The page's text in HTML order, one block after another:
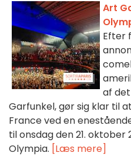
Art
Efter
af
Garfunkel, gør sig klar til
France ved en
til onsdag den 21. oktober
Olympia. [Læs mere]